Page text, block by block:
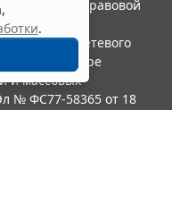
.
ассоциации правовой
качестве сетевого
в сфере
и массовых
№ ФС77-58365 от 18